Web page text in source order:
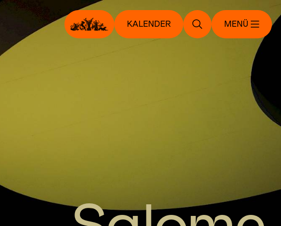
KALENDER MENÜ